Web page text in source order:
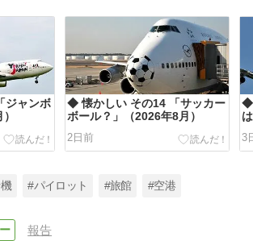
ジャンボ
◆ 懐かしい その14 「サッカー
ボール？」（2026年8月）
2日前
◆
3
#パイロット #旅館 #空港
報告